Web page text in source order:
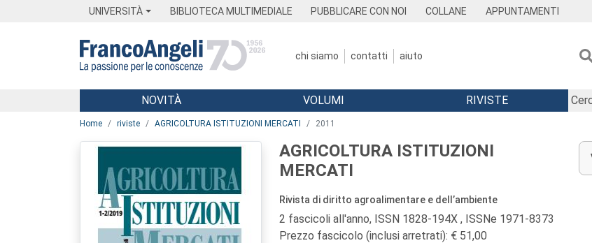
UNIVERSITÀ BIBLIOTECA MULTIMEDIALE PUBBLICARE CON NOI COLLANE APPUNTAMENTI
chi siamo contatti aiuto
Menu
NOVITÀ VOLUMI RIVISTE
Home riviste AGRICOLTURA ISTITUZIONI MERCATI 2011
AGRICOLTURA ISTITUZIONI
MERCATI
Rivista di diritto agroalimentare e dell’ambiente
2 fascicoli all'anno, ISSN 1828-194X , ISSNe 1971-8373
Prezzo fascicolo (inclusi arretrati): € 51,00